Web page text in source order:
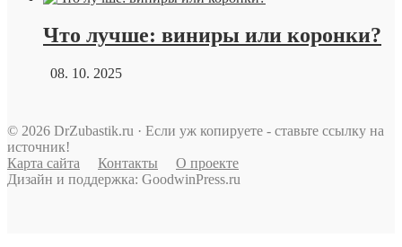
Что лучше: виниры или коронки?
08. 10. 2025
© 2026 DrZubastik.ru · Если уж копируете - ставьте ссылку на
источник!
Карта сайта
Контакты
О проекте
Дизайн и поддержка: GoodwinPress.ru